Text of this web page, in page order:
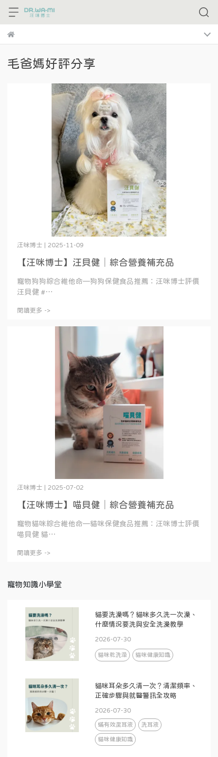
毛爸媽好評分享
【汪咪博士】汪貝健│綜合營養補充品
汪咪博士 | 2025-11-09
寵物狗狗綜合維他命—狗狗保健食品推薦：汪咪博士評價
汪貝健 #⋯
閱讀更多 ->
【汪咪博士】喵貝健│綜合營養補充品
汪咪博士 | 2025-07-02
寵物貓咪綜合維他命—貓咪保健食品推薦：汪咪博士評價
喵貝健 貓⋯
閱讀更多 ->
寵物知識小學堂
貓要洗澡嗎？貓咪多久洗一次澡、
什麼情況要洗與安全洗澡教學
2026-07-30
貓咪乾洗澡 貓咪健康知識
貓咪耳朵多久清一次？清潔頻率、
正確步驟與就醫警訊全攻略
2026-07-30
蟎有效潔耳液 洗耳液
貓咪健康知識